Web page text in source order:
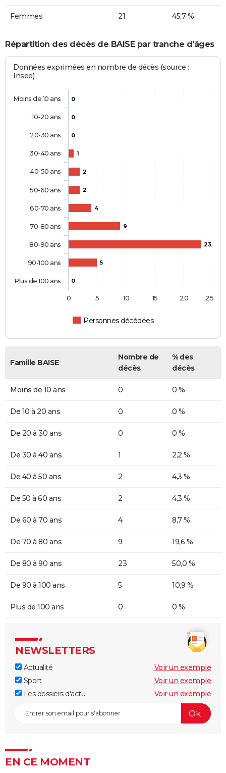
Femmes 21 45,7 %
Répartition des décès de BAISE par tranche d'âges
Données exprimées en nombre de décès (source :
Insee)
0
0
0
1
2
2
4
9
23
5
0
Personnes décédées
Moins de 10 ans
10-20 ans
20-30 ans
30-40 ans
40-50 ans
50-60 ans
60-70 ans
70-80 ans
80-90 ans
90-100 ans
Plus de 100 ans
0 5 10 15 20 25
Famille BAISE
Nombre de
décès
% des
décès
Moins de 10 ans 0 0 %
De 10 à 20 ans 0 0 %
De 20 à 30 ans 0 0 %
De 30 à 40 ans 1 2,2 %
De 40 à 50 ans 2 4,3 %
De 50 à 60 ans 2 4,3 %
De 60 à 70 ans 4 8,7 %
De 70 à 80 ans 9 19,6 %
De 80 à 90 ans 23 50,0 %
De 90 à 100 ans 5 10,9 %
Plus de 100 ans 0 0 %
NEWSLETTERS
Actualité
Voir un exemple
Sport
Voir un exemple
Les dossiers d'actu
Voir un exemple
EN CE MOMENT